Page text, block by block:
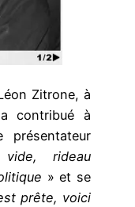
Zitrone, à
contribué à
rideau
» et se
prête, voici